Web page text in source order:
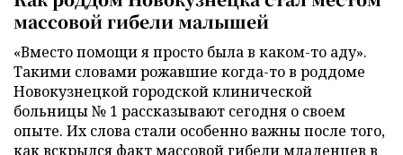
массовой гибели малышей
«Вместо помощи я просто была в каком-то аду».
Такими словами рожавшие когда-то в роддоме
Новокузнецкой городской клинической
больницы № 1 рассказывают сегодня о своем
опыте. Их слова стали особенно важны после того,
как вскрылся факт массовой гибели младенцев в